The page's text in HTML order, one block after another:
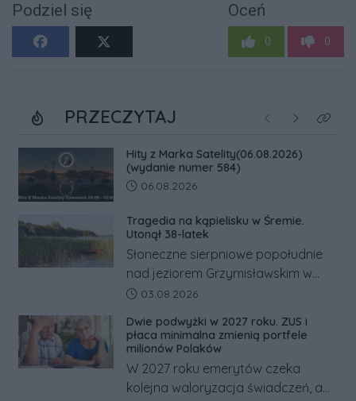
Podziel się Oceń
0 0
PRZECZYTAJ Poprzednie
NastępneKliknij
Hity z Marka Satelity(06.08.2026)
(wydanie numer 584)
Data dodania artykułu:
06.08.2026
Tragedia na kąpielisku w Śremie.
Utonął 38-latek
Słoneczne sierpniowe popołudnie
nad jeziorem Grzymisławskim w
powiecie śremskim zakończyło się
odwrócić nawet natychmiastowe
działania służb ratunkowych.
Data dodania artykułu:
03.08.2026
Dwie podwyżki w 2027 roku. ZUS i
płaca minimalna zmienią portfele
milionów Polaków
W 2027 roku emerytów czeka
kolejna waloryzacja świadczeń, a